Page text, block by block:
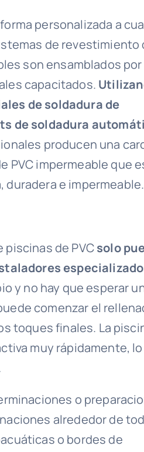
personalizada a
de revestimiento
son ensamblados por
capacitados.
de soldadura de
de soldadura
producen una
PVC impermeable que
duradera e impermeable.
de PVCsolo
y no hay que esperar
comenzar el
toques finales. La
muy rápidamente,
o
alrededor de
o bordes de